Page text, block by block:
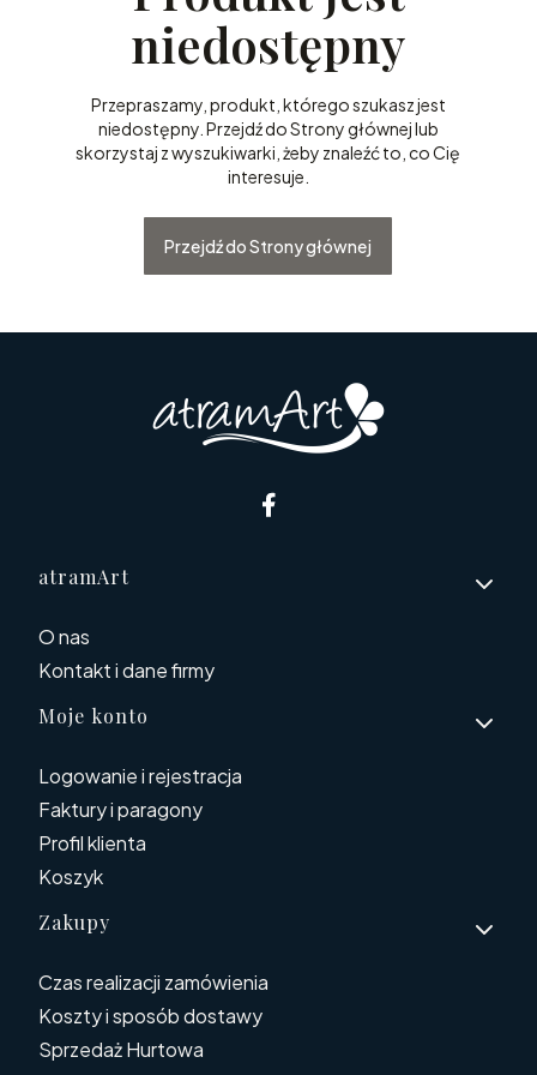
niedostępny
Przepraszamy, produkt, którego szukasz jest
niedostępny. Przejdź do Strony głównej lub
skorzystaj z wyszukiwarki, żeby znaleźć to, co Cię
interesuje.
Przejdź do Strony głównej
Linki w stopce
atramArt
O nas
Kontakt i dane firmy
Moje konto
Logowanie i rejestracja
Faktury i paragony
Profil klienta
Koszyk
Zakupy
Czas realizacji zamówienia
Koszty i sposób dostawy
Sprzedaż Hurtowa